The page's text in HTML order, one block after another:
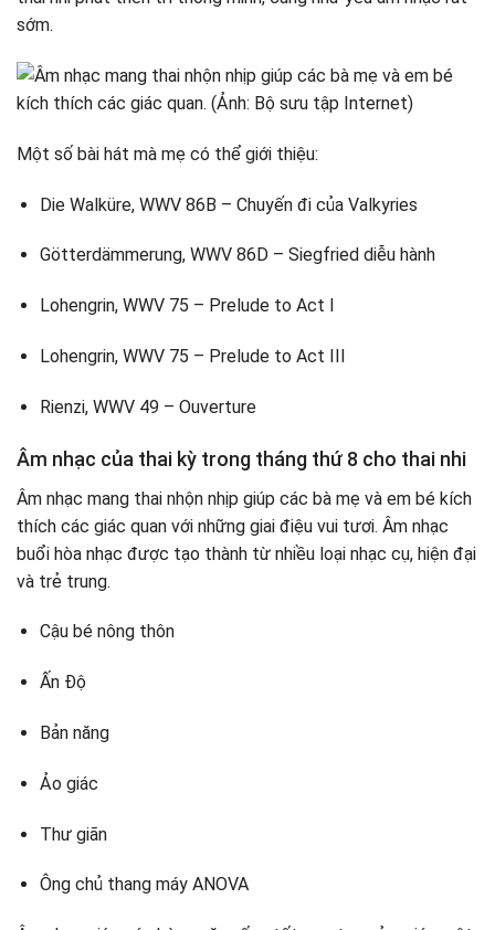
sớm.
Một số bài hát mà mẹ có thể giới thiệu:
Die Walküre, WWV 86B – Chuyến đi của Valkyries
Götterdämmerung, WWV 86D – Siegfried diễu hành
Lohengrin, WWV 75 – Prelude to Act I
Lohengrin, WWV 75 – Prelude to Act III
Rienzi, WWV 49 – Ouverture
Âm nhạc của thai kỳ trong tháng thứ 8 cho thai nhi
Âm nhạc mang thai nhộn nhịp giúp các bà mẹ và em bé kích
thích các giác quan với những giai điệu vui tươi. Âm nhạc
buổi hòa nhạc được tạo thành từ nhiều loại nhạc cụ, hiện đại
và trẻ trung.
Cậu bé nông thôn
Ấn Độ
Bản năng
Ảo giác
Thư giãn
Ông chủ thang máy ANOVA